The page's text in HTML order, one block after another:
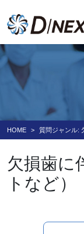
HOME 質問ジャンル:
欠損歯に
トなど）